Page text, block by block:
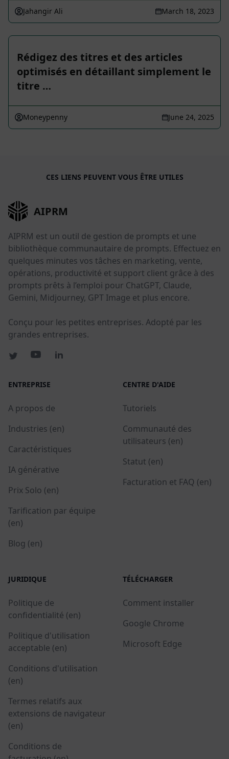
Jahangir Ali March 18, 2023
Rédigez des titres et des articles
optimisés en détaillant simplement le
titre …
Moneypenny June 24, 2025
CES LIENS PEUVENT VOUS ÊTRE UTILES
AIPRM
AIPRM est un outil de gestion de prompts et une
bibliothèque communautaire de prompts. Effectuez en
quelques minutes vos tâches en marketing, vente,
opérations, productivité et support client grâce à des
prompts prêts à l’emploi pour ChatGPT, Claude,
Gemini, Midjourney, GPT Image et plus encore.
Conçu pour les petites entreprises. Adopté par les
grandes entreprises.
ENTREPRISE
A propos de
Industries (en)
Caractéristiques
IA générative
Prix Solo (en)
Tarification par équipe
(en)
Blog (en)
CENTRE D'AIDE
Tutoriels
Communauté des
utilisateurs (en)
Statut (en)
Facturation et FAQ (en)
JURIDIQUE
Politique de
confidentialité (en)
Politique d'utilisation
acceptable (en)
Conditions d'utilisation
(en)
Termes relatifs aux
extensions de navigateur
(en)
Conditions de
TÉLÉCHARGER
Comment installer
Google Chrome
Microsoft Edge